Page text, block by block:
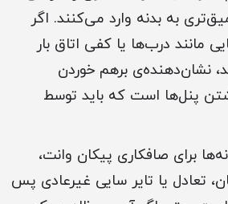
به بدنه وارد می‌کنند. اگر
مانند درب‌ها یا کفی اتاق بار
نشان‌دهنده‌ی برهم خوردن
پنل‌ها است که باید توسط
برای صافکاری پیکان وانت،
تعادل یا تایر سایی غیرعادی پس